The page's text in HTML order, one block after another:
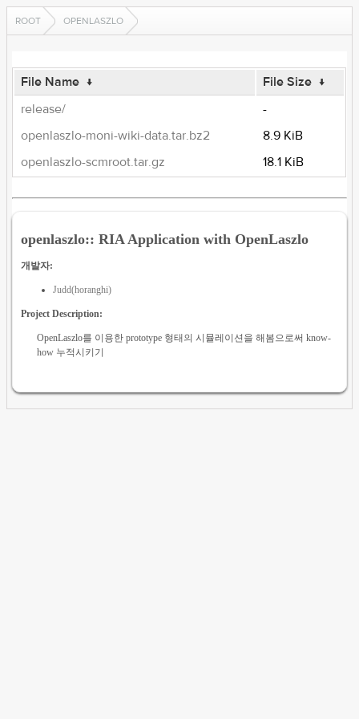
ROOT OPENLASZLO
File Name ↓ File Size ↓
release/
-
openlaszlo-moni-wiki-data.tar.bz2
8.9 KiB
openlaszlo-scmroot.tar.gz
18.1 KiB
openlaszlo:: RIA Application with OpenLaszlo
개발자:
Judd(horanghi)
Project Description:
OpenLaszlo를 이용한 prototype 형태의 시뮬레이션을 해봄으로써 know-
how 누적시키기